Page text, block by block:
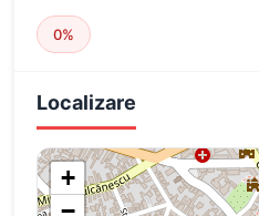
0%
Localizare
+